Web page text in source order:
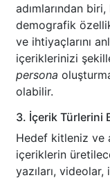
adımlarından
demografik
ve ihtiyaçlarını
içeriklerinizi
persona
olabilir.
3. İçerik Türlerini
Hedef kitleniz ve
içeriklerin
yazıları,